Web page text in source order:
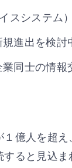
スシステム
進出を検
業同士の情
１億人を超
ると見込ま